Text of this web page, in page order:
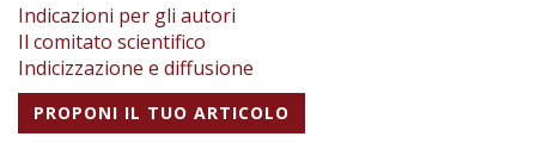
Indicazioni per gli autori
Il comitato scientifico
Indicizzazione e diffusione
PROPONI IL TUO ARTICOLO